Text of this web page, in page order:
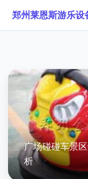
广场碰碰车景
析